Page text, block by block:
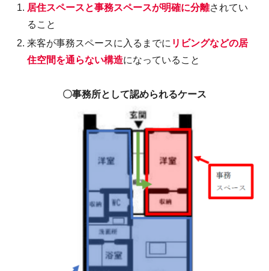
居住スペースと事務スペースが明確に分離されてい
ること
来客が事務スペースに入るまでに リビングなどの居
住空間を通らない構造になっていること
〇事務所として認められるケース